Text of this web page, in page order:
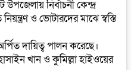
নির্বাচনী কেন্দ্র
ও ভোটারদের মাঝে স্বস্তি
দায়িত্ব পালন করেছে।
খান ও কুমিল্লা হাইওয়ের